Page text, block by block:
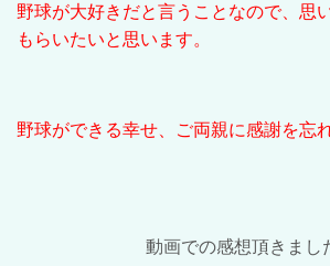
野球が大好きだと言うことなので、思
もらいたいと思います。
野球ができる幸せ、ご両親に感謝を忘
動画での感想頂きまし